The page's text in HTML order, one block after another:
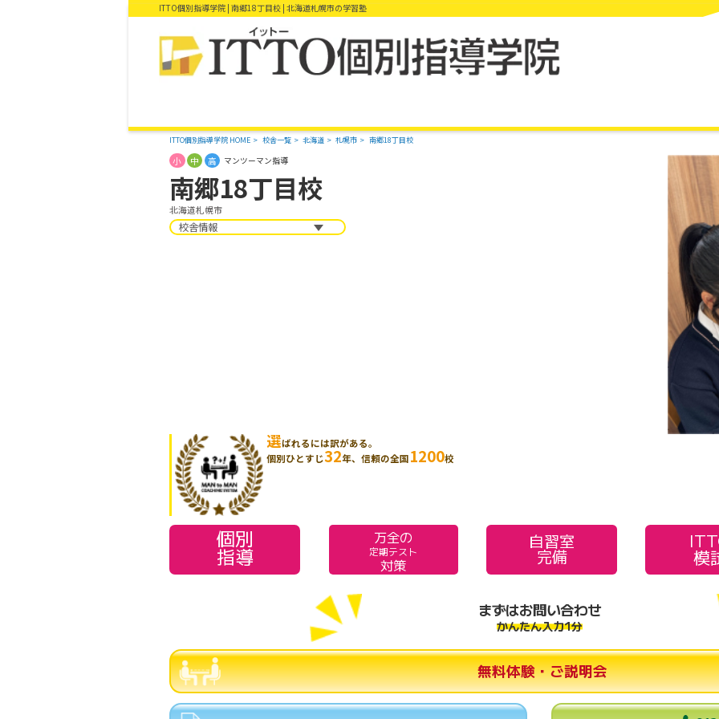
ITTO個別指導学院 | 南郷18丁目校 | 北海道札幌市の学習塾
ITTO個別指導学院 HOME 校舎一覧 北海道 札幌市 南郷18丁目校
南郷18丁目校
北海道札幌市
小 中 高 マンツーマン指導
校舎情報
選ばれるには訳がある。
個別ひとすじ32年、信頼の全国1200校
個別
指導
万全の
定期テスト
対策
自習室
完備 模
まずはお問い合わせ
かんたん入力1分
無料体験・ご説明会